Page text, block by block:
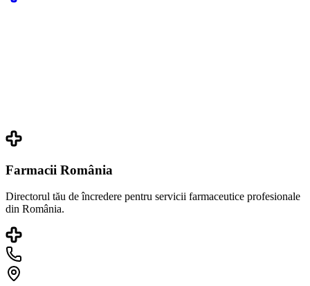
Farmacii România
Directorul tău de încredere pentru servicii farmaceutice profesionale
din România.